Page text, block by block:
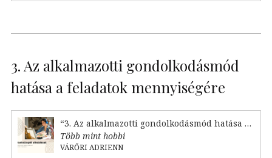
3. Az alkalmazotti gondolkodásmód
hatása a feladatok mennyiségére
“3. Az alkalmazotti gondolkodásmód hatása a feladataink mennyiségére”
Több mint hobbi
VÁRŐRI ADRIENN